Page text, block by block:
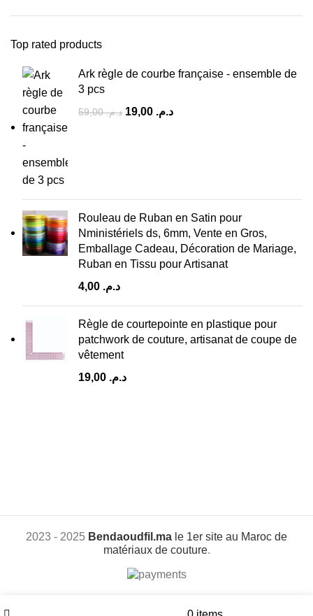
Top rated products
Ark règle de courbe française - ensemble de
3 pcs
د.م.59,00 د.م.
Rouleau de Ruban en Satin pour
Nministériels ds, 6mm, Vente en Gros,
Emballage Cadeau, Décoration de Mariage,
Ruban en Tissu pour Artisanat
د.م.
Règle de courtepointe en plastique pour
patchwork de couture, artisanat de coupe de
vêtement
د.م.
2023 - 2025 Bendaoudfil.ma le 1er site au Maroc de
matériaux de couture.